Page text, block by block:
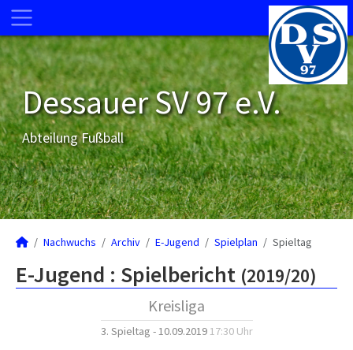
Dessauer SV 97 e.V.
Abteilung Fußball
Nachwuchs Archiv E-Jugend Spielplan Spieltag
E-Jugend : Spielbericht (2019/20)
Kreisliga
3. Spieltag - 10.09.2019 17:30 Uhr